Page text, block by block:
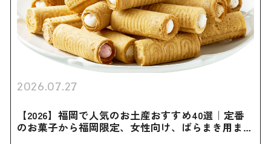
2026.07.27
【2026】福岡で人気のお土産おすすめ40選｜定番
のお菓子から福岡限定、女性向け、ばらまき用まで